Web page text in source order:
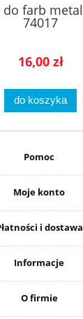
do farb
74017
16,00 zł
do koszyka
Pomoc
Moje konto
i dostawa
Informacje
O firmie